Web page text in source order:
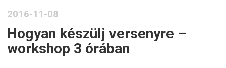
2016-11-08
Hogyan készülj versenyre –
workshop 3 órában